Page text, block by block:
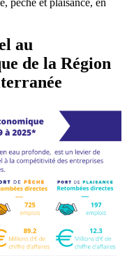
pêche et plaisance, en
au
de la Région